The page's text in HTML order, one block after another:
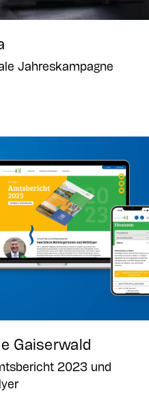
Jahreskampagne
Gaiserwald
2023 und